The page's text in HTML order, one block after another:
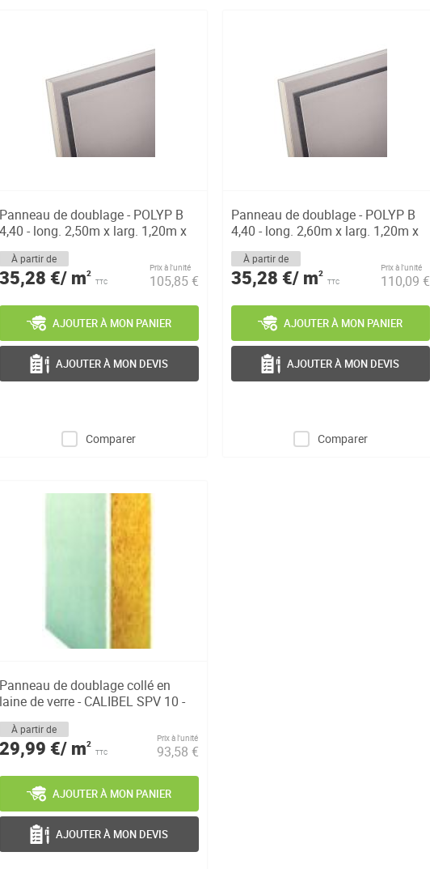
Panneau de doublage - POLYP B
4,40 - long. 2,50m x larg. 1,20m x
...
À partir de
35,28 €/ m2
TTC
Prix à l’unité
105,85 €
Comparer
AJOUTER À MON PANIER
AJOUTER À MON DEVIS
Panneau de doublage - POLYP B
4,40 - long. 2,60m x larg. 1,20m x
...
À partir de
35,28 €/ m2
TTC
Prix à l’unité
110,09 €
Comparer
AJOUTER À MON PANIER
AJOUTER À MON DEVIS
Panneau de doublage collé en
laine de verre - CALIBEL SPV 10 -
lo...
À partir de
29,99 €/ m2
TTC
Prix à l’unité
93,58 €
AJOUTER À MON PANIER
AJOUTER À MON DEVIS